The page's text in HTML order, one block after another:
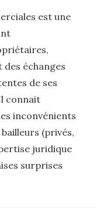
est une
échanges
de ses
connait
inconvénients
(privés,
juridique
surprises